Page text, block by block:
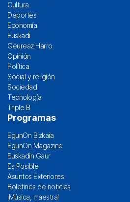
Cultura
Deportes
Economía
Euskadi
Geureaz Harro
Opinión
Política
Social y religión
Sociedad
Tecnología
Triple B
Programas
EgunOn Bizkaia
EgunOn Magazine
Euskadin Gaur
Es Posible
Asuntos Exteriores
Boletines de noticias
¡Música, maestra!